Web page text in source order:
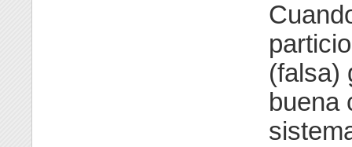
(falsa)
buena